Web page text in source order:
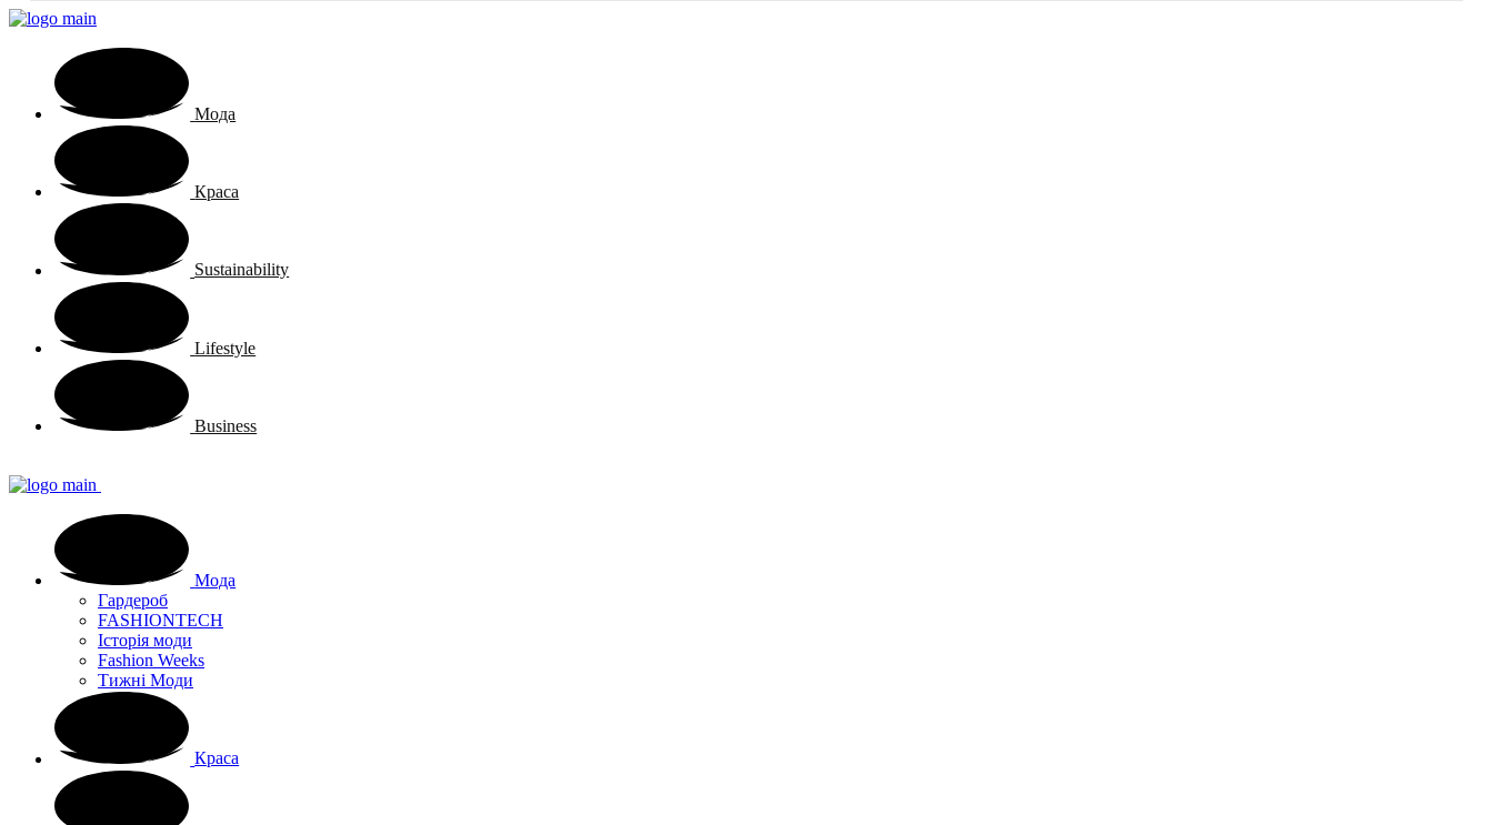
Мода
Краса
Sustainability
Lifestyle
Business
Мода
Гардероб
FASHIONTECH
Історія моди
Fashion Weeks
Тижні Моди
Краса